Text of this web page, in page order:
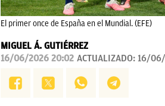
El primer once de España en el Mundial. (EFE)
MIGUEL Á. GUTIÉRREZ
16/06/2026 20:02 ACTUALIZADO: 16/